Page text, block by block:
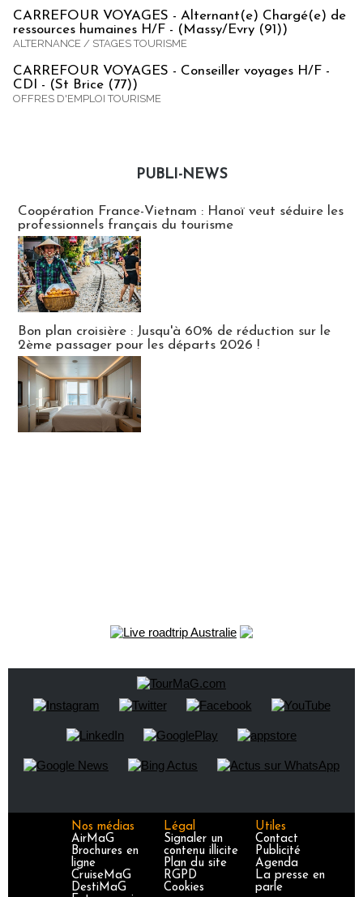
CARREFOUR VOYAGES - Alternant(e) Chargé(e) de
ressources humaines H/F - (Massy/Evry (91))
ALTERNANCE / STAGES TOURISME
CARREFOUR VOYAGES - Conseiller voyages H/F -
CDI - (St Brice (77))
OFFRES D'EMPLOI TOURISME
PUBLI-NEWS
Coopération France-Vietnam : Hanoï veut séduire les
professionnels français du tourisme
Bon plan croisière : Jusqu'à 60% de réduction sur le
2ème passager pour les départs 2026 !
Nos médias
AirMaG
Brochures en
ligne
CruiseMaG
DestiMaG
Légal
Signaler un
contenu illicite
Plan du site
RGPD
Cookies
Utiles
Contact
Publicité
Agenda
La presse en
parle